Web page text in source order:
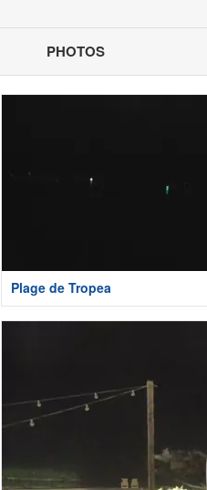
PHOTOS
Plage de Tropea